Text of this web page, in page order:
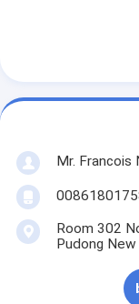
Laser cutting
Memotong
Die Cutting
mati
Mesin Auto
Mr. Francois
Room 302
Pudong New